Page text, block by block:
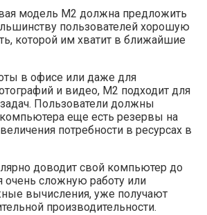
модель M2 должна предложить
пользователей хорошую
которой им хватит в ближайшие
в офисе или даже для
и видео, M2 подходит для
Пользователи должны
компьютера еще есть резервы на
потребности в ресурсах в
доводит свой компьютер до
очень сложную работу или
вычисления, уже получают
производительности.